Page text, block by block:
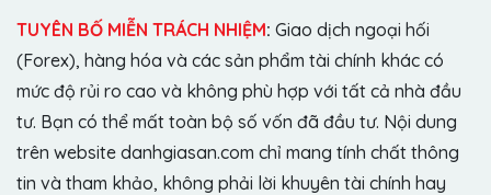
TUYÊN BỐ MIỄN TRÁCH NHIỆM: Giao dịch ngoại hối
(Forex), hàng hóa và các sản phẩm tài chính khác có
mức độ rủi ro cao và không phù hợp với tất cả nhà đầu
tư. Bạn có thể mất toàn bộ số vốn đã đầu tư. Nội dung
trên website danhgiasan.com chỉ mang tính chất thông
tin và tham khảo, không phải lời khuyên tài chính hay